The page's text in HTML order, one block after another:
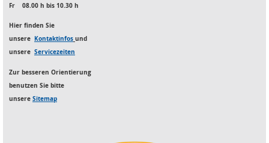
Fr 08.00 h bis 10.30 h
Hier finden Sie
unsere Kontaktinfos und
unsere Servicezeiten
Zur besseren Orientierung
benutzen Sie bitte
unsere Sitemap